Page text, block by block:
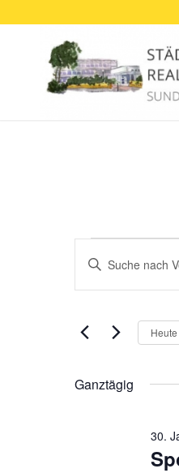
für
Januar
2023
Suche
und
Bitte
nach
Schlüsselwort.
Heute
Ganztägig
30.